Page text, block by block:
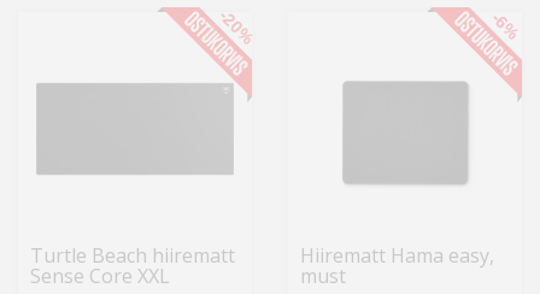
Turtle Beach hiirematt
Sense Core XXL
-20%
Hiirematt Hama easy,
must
-6%